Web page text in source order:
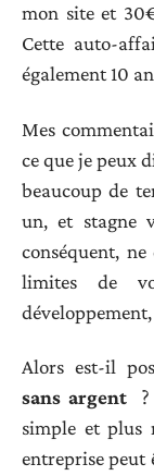
mon site et
Cette auto-
également 10
Mes
ce que je peux
beaucoup de
un, et stagne
conséquent,
limites de
Alors est-il
sans argent ?
simple et plus
entreprise peut